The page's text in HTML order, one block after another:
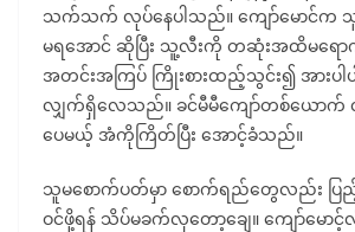
သက်သက် လုပ်နေပါသည်။ ကျော်မောင်က သူ
မရအောင် ဆိုပြီး သူ့လီးကို တဆုံးအထိမရော
အတင်းအကြပ် ကြိုးစားထည့်သွင်း၍ အားပါပ
လျှက်ရှိလေသည်။ ခင်မီမီကျော်တစ်ယောက်
ပေမယ့် အံကိုကြိတ်ပြီး အောင့်ခံသည်။
သူမစောက်ပတ်မှာ စောက်ရည်တွေလည်း ပြည့်
ဝင်ဖို့ရန် သိပ်မခက်လှတော့ချေ။ ကျော်မောင့်